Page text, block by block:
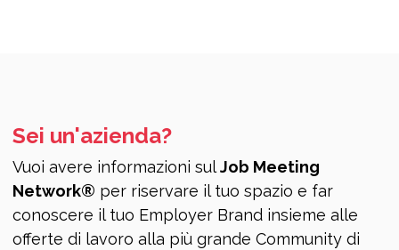
Sei un'azienda?
Vuoi avere informazioni sulJob Meeting
Network® per riservare il tuo spazio e far
conoscere il tuo Employer Brand insieme alle
offerte di lavoro alla più grande Community di